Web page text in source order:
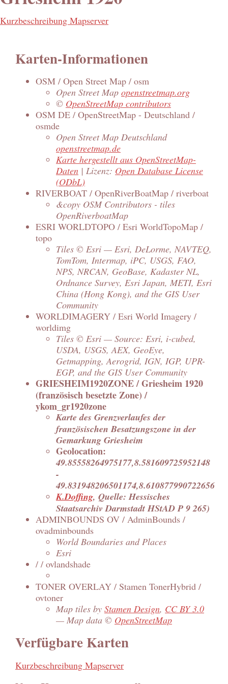
Kurzbeschreibung Mapserver
Karten-Informationen
OSM / Open Street Map / osm
Open Street Map openstreetmap.org
© OpenStreetMap contributors
OSM DE / OpenStreetMap - Deutschland /
osmde
Open Street Map Deutschland
openstreetmap.de
Karte hergestellt aus OpenStreetMap-
Daten | Lizenz: Open Database License
(ODbL)
RIVERBOAT / OpenRiverBoatMap / riverboat
&copy OSM Contributors - tiles
OpenRiverboatMap
ESRI WORLDTOPO / Esri WorldTopoMap /
topo
Tiles © Esri — Esri, DeLorme, NAVTEQ,
TomTom, Intermap, iPC, USGS, FAO,
NPS, NRCAN, GeoBase, Kadaster NL,
Ordnance Survey, Esri Japan, METI, Esri
China (Hong Kong), and the GIS User
Community
WORLDIMAGERY / Esri World Imagery /
worldimg
Tiles © Esri — Source: Esri, i-cubed,
USDA, USGS, AEX, GeoEye,
Getmapping, Aerogrid, IGN, IGP, UPR-
EGP, and the GIS User Community
GRIESHEIM1920ZONE / Griesheim 1920
(französisch besetzte Zone) /
ykom_gr1920zone
Karte des Grenzverlaufes der
französischen Besatzungszone in der
Gemarkung Griesheim
Geolocation:
49.85558264975177,8.581609725952148
-
49.831948206501174,8.610877990722656
K.Doffing, Quelle: Hessisches
Staatsarchiv Darmstadt HStAD P 9 265)
ADMINBOUNDS OV / AdminBounds /
ovadminbounds
World Boundaries and Places
Esri
/ / ovlandshade
TONER OVERLAY / Stamen TonerHybrid /
ovtoner
Map tiles by Stamen Design, CC BY 3.0
— Map data © OpenStreetMap
Verfügbare Karten
Kurzbeschreibung Mapserver